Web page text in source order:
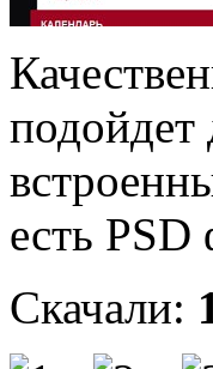
подойдет
есть
Скачали: